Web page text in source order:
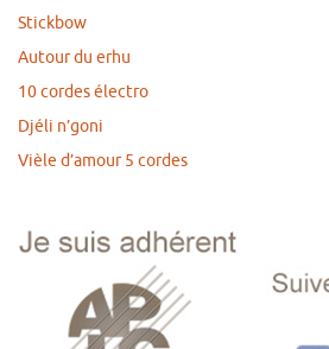
Stickbow
Autour du erhu
10 cordes électro
Djéli n’goni
Vièle d’amour 5 cordes